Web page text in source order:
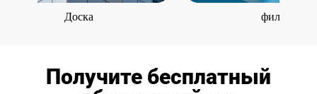
Доска фильм
Получите бесплатный